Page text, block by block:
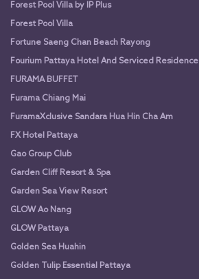
Forest Pool Villa by IP Plus
Forest Pool Villa
Fortune Saeng Chan Beach Rayong
Fourium Pattaya Hotel And Serviced Residence
FURAMA BUFFET
Furama Chiang Mai
FuramaXclusive Sandara Hua Hin Cha Am
FX Hotel Pattaya
Gao Group Club
Garden Cliff Resort & Spa
Garden Sea View Resort
GLOW Ao Nang
GLOW Pattaya
Golden Sea Huahin
Golden Tulip Essential Pattaya